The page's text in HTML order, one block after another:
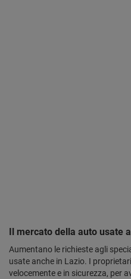
Il mercato della auto usate
Aumentano le richieste agli
usate anche in Lazio. I
velocemente e in sicurezza, per